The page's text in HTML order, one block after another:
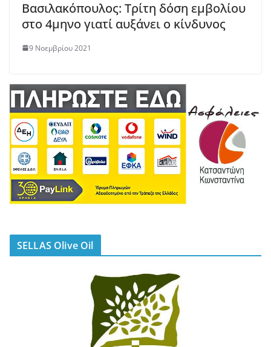
Βασιλακόπουλος: Tρίτη δόση εμβολίου
στο 4μηνο γιατί αυξάνει ο κίνδυνος
9 Νοεμβρίου 2021
SELLAS Olive Oil